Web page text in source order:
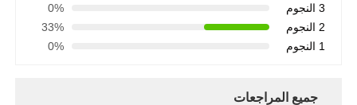
غلاية بخار الكتلة الحيوية
3 النجوم
0%
2 النجوم
33%
1 النجوم
0%
جميع المراجعات